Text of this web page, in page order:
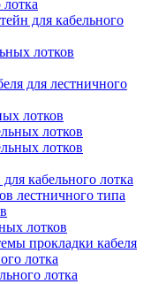
для кабельного
лотков
для лестничного
лотков
лотков
лотков
кабельного лотка
лестничного типа
лотков
прокладки кабеля
лотка
лотка